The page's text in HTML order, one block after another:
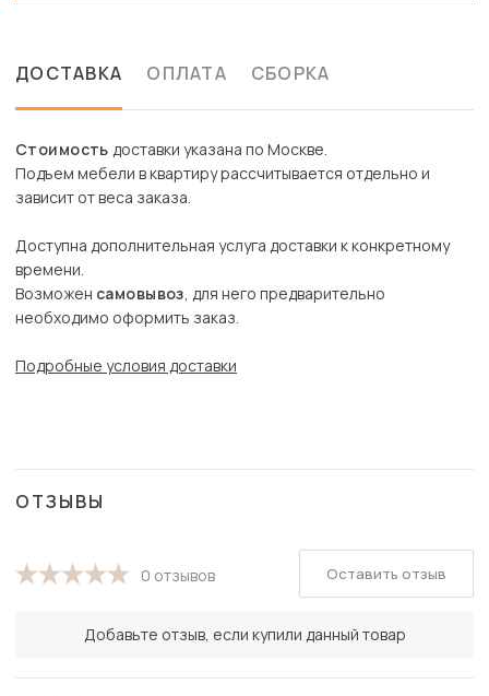
ДОСТАВКА ОПЛАТА СБОРКА
Стоимость доставки указана по Москве.
Подъем мебели в квартиру рассчитывается отдельно и
зависит от веса заказа.
Доступна дополнительная услуга доставки к конкретному
времени.
Возможен самовывоз, для него предварительно
необходимо оформить заказ.
Подробные условия доставки
ОТЗЫВЫ
0 отзывов
Добавьте отзыв, если купили данный товар
Оставить отзыв